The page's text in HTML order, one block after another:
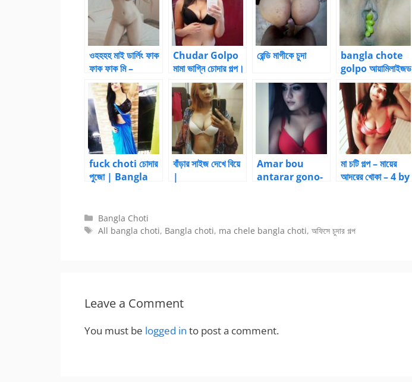
ওহহহহ মাই ডার্লিং ফাক
ফাক ফাক মি –
Bangla Choti
Kahani
Chudar Golpo
মামা ভাগ্নি চোদার গল্প।
রেন্ডি মাগীকে চুদা
bangla chote
golpo আয়ামিলাইজড
– পর্ব – 14 by
আয়ামিল
fuck choti চোদার
পুজো | Bangla
বাঁড়ার সাইজ দেখে বিয়ে
|
Amar bou
antarar gono-
মা চটি গল্প – মায়ের
আদরের খোকা – 4 by
Categories
Bangla Choti
Tags
All bangla choti, Bangla choti, ma chele bangla choti,অফিসে চুদার গল্প
Leave a Comment
You must be logged in to post a comment.